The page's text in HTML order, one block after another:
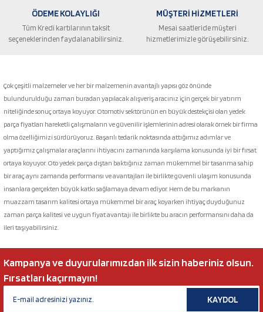
Gönder
ÖDEME KOLAYLIĞI
Tüm Kredi kartılarının taksit
seçeneklerinden faydalanabilirsiniz.
MÜŞTERİ HİZMETLERİ
Mesai saatleride müşteri
hizmetlerimizle görüşebilirsiniz.
Çok çeşitli malzemeler ve her bir malzemenin avantajlı yapısı göz önünde
bulundurulduğu zaman buradan yapılacak alışveriş aracınız için gerçek bir yatırım
niteliğinde sonuç ortaya koyuyor. Otomotiv sektörünün en büyük destekçisi olan yedek
parça fiyatları hareketli çalışmaların ve güvenilir işlemlerinin adresi olarak örnek bir firma
olma özelliğimizi sürdürüyoruz. Başarılı tedarik noktasında attığımız adımlar ve
yaptığımız çalışmalar araçlarını ihtiyacını zamanında karşılama konusunda iyi bir fırsat
ortaya koyuyor. Oto yedek parça dıştan baktığınız zaman mükemmel bir tasarıma sahip
bir araç aynı zamanda performansı ve avantajları ile birlikte güvenli ulaşım konusunda
insanlara gerçekten büyük katkı sağlamaya devam ediyor. Hem de bu markanın
muazzam tasarım kalitesi ortaya mükemmel bir araç koyarken ihtiyaç duyduğunuz
zaman parça kalitesi ve uygun fiyat avantajı ile birlikte bu aracın performansını daha da
ileri taşıyabilirsiniz.
Kampanya ve duyurularımızdan ilk sizin haberiniz olsun.
Fırsatları kaçırmayın!
KAYDOL